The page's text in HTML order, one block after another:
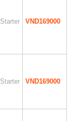
Starter VND169000
Starter VND169000